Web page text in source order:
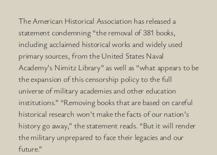
The American Historical Association has released a
statement condemning “the removal of 381 books,
including acclaimed historical works and widely used
primary sources, from the United States Naval
Academy’s Nimitz Library” as well as “what appears to be
the expansion of this censorship policy to the full
universe of military academies and other education
institutions.” “Removing books that are based on careful
historical research won’t make the facts of our nation’s
history go away,” the statement reads. “But it will render
the military unprepared to face their legacies and our
future.”